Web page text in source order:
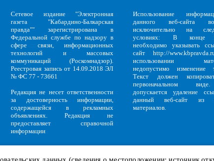
Сетевое издание "Электронная
газета "Кабардино-Балкарская
правда"" зарегистрирована в
Федеральной службе по надзору в
сфере связи, информационных
технологий и массовых
коммуникаций (Роскомнадзор).
Реестровая запись от 14.09.2018 ЭЛ
№ ФС 77 - 73661
Редакция не несет ответственности
за достоверность информации,
содержащейся в рекламных
объявлениях. Редакция не
предоставляет справочной
информации
Использование
данного веб-сайта
исключительно на
условиях: В конце
необходимо указывать
сайт http://
использовании
недопустимо изменение
Текст должен
первоначальном
допускается удаление
данный веб-сайт из
материалов.